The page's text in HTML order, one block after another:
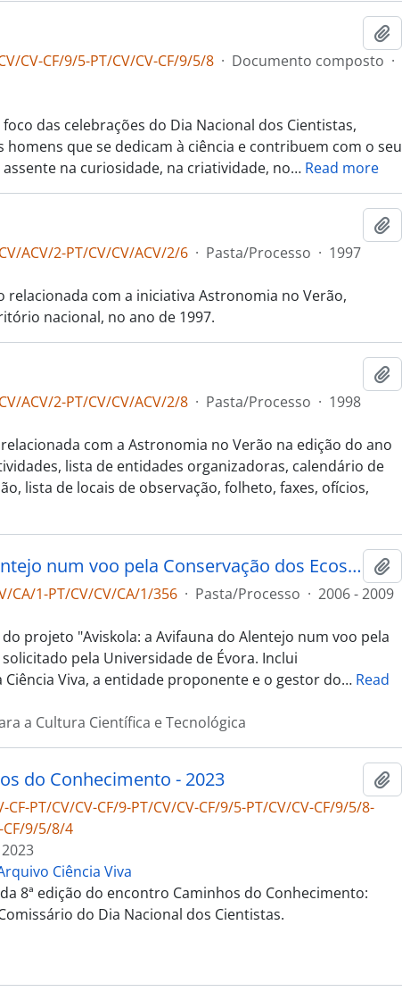
CV-CF/9/5-PT/CV/CV-CF/9/5/8 · Documento composto ·
das celebrações do Dia Nacional dos Cientistas,
que se dedicam à ciência e contribuem com o seu
na curiosidade, na criatividade, no… Read more
ACV/2-PT/CV/CV/ACV/2/6 · Pasta/Processo · 1997
relacionada com a iniciativa Astronomia no Verão,
nacional, no ano de 1997.
ACV/2-PT/CV/CV/ACV/2/8 · Pasta/Processo · 1998
com a Astronomia no Verão na edição do ano
lista de entidades organizadoras, calendário de
lista de locais de observação, folheto, faxes, ofícios,
Aviskola: a Avifauna do Alentejo num voo pela Conservação dos Ecossistemas
CA/1-PT/CV/CV/CA/1/356 · Pasta/Processo · 2006 - 2009
projeto "Aviskola: a Avifauna do Alentejo num voo pela
pela Universidade de Évora. Inclui
Viva, a entidade proponente e o gestor do… Read
a Cultura Científica e Tecnológica
do Conhecimento - 2023
CF-PT/CV/CV-CF/9-PT/CV/CV-CF/9/5-PT/CV/CV-CF/9/5/8-
CF/9/5/8/4
2023
Ciência Viva
8ª edição do encontro Caminhos do Conhecimento:
do Dia Nacional dos Cientistas.